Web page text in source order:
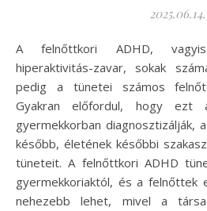
2025.06.14.
A felnőttkori ADHD, vagyis a figyelemhiányos
hiperaktivitás-zavar, sokak
pedig a tünetei számos
Gyakran előfordul, hogy ezt
gyermekkorban diagnosztizálják,
később, életének későbbi
tüneteit. A felnőttkori ADHD
gyermekkoriaktól, és a felnőttek
nehezebb lehet, mivel a